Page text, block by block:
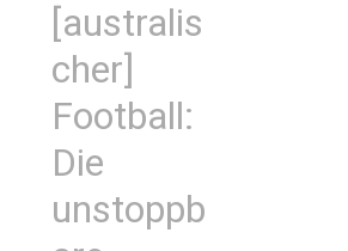
[australis
cher]
Football:
Die
unstoppb